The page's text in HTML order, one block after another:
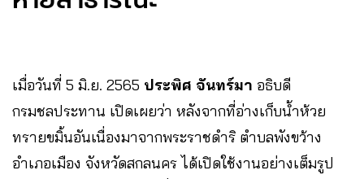
เมื่อวันที่ 5 มิ.ย. 2565 ประพิศ จันทร์มา อธิบดี
กรมชลประทาน เปิดเผยว่า หลังจากที่อ่างเก็บน้ำห้วย
ทรายขมิ้นอันเนื่องมาจากพระราชดำริ ตำบลพังขว้าง
อำเภอเมือง จังหวัดสกลนคร ได้เปิดใช้งานอย่างเต็มรูป